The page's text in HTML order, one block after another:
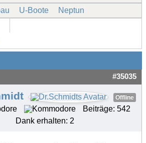
U-Boote Neptun
#35035
Offline
Beiträge: 542
Dank erhalten: 2